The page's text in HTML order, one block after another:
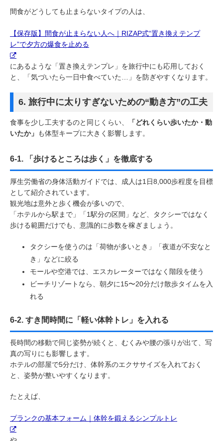
間食がどうしても止まらないタイプの人は、
【保存版】間食が止まらない人へ｜RIZAP式“置き換えテンプ
レ”で夕方の爆食を止める
にあるような「置き換えテンプレ」を旅行中にも応用しておく
と、「気づいたら一日中食べていた…」を防ぎやすくなります。
6. 旅行中に太りすぎないための“動き方”の工夫
食事を少し工夫するのと同じくらい、
「どれくらい歩いたか・動
いたか」 も体型キープに大きく影響します。
6-1. 「歩けるところは歩く」を徹底する
厚生労働省の身体活動ガイドでは、成人は1日8,000歩程度を目標
として紹介されています。
観光地は意外と歩く機会が多いので、
「ホテルから駅まで」「1駅分の区間」など、タクシーではなく
歩ける範囲だけでも、意識的に歩数を稼ぎましょう。
タクシーを使うのは「荷物が多いとき」「夜道が不安なと
き」などに絞る
モールや空港では、エスカレーターではなく階段を使う
ビーチリゾートなら、朝夕に15〜20分だけ散歩タイムを入
れる
6-2. すき間時間に「軽い体幹トレ」を入れる
長時間の移動で同じ姿勢が続くと、むくみや腰の張りが出て、写
真の写りにも影響します。
ホテルの部屋で5分だけ、体幹系のエクササイズを入れておく
と、姿勢が整いやすくなります。
たとえば、
プランクの基本フォーム｜体幹を鍛えるシンプルトレ